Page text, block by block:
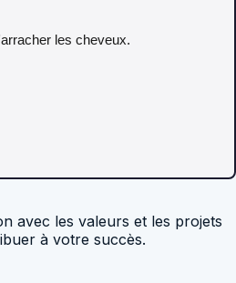
les cheveux.
avec les valeurs et les projets
à votre succès.